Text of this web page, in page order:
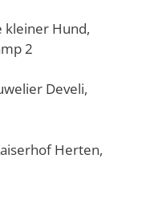
kleiner Hund,
2
Develi,
Herten,